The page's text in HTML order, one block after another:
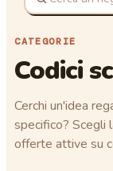
CATEGORIE
Codici
Cerchi un'idea
specifico? Scegli
offerte attive su